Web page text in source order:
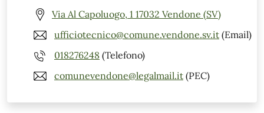
Via Al Capoluogo, 1 17032 Vendone (SV)
ufficiotecnico@comune.vendone.sv.it (Email)
018276248 (Telefono)
comunevendone@legalmail.it (PEC)